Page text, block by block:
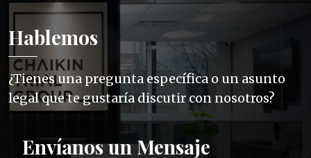
Hablemos
¿Tienes una pregunta específica o un asunto
legal que te gustaría discutir con nosotros?
Envíanos un Mensaje